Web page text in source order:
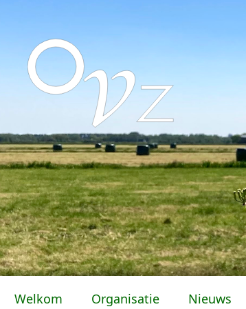
Welkom Organisatie Nieuws